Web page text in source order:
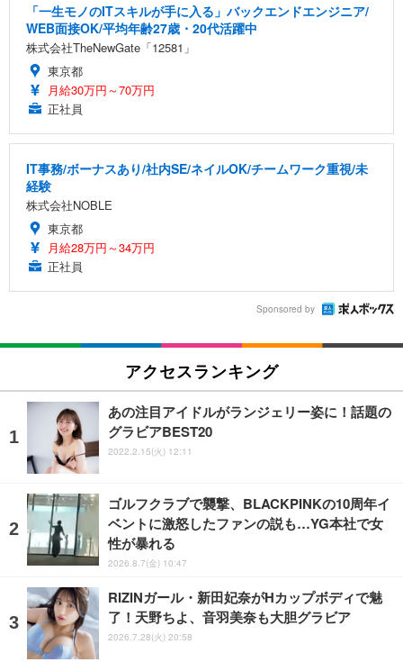
「一生モノのITスキルが手に入る」バックエンドエンジニア/
WEB面接OK/平均年齢27歳・20代活躍中
株式会社TheNewGate「12581」
東京都
月給30万円～70万円
正社員
IT事務/ボーナスあり/社内SE/ネイルOK/チームワーク重視/未
経験
株式会社NOBLE
東京都
月給28万円～34万円
正社員
Sponsored by
アクセスランキング
あの注目アイドルがランジェリー姿に！話題の
グラビアBEST20
2022.2.15(火) 12:11
ゴルフクラブで襲撃、BLACKPINKの10周年イ
ベントに激怒したファンの説も…YG本社で女
性が暴れる
2026.8.7(金) 10:47
RIZINガール・新田妃奈がHカップボディで魅
了！天野ちよ、音羽美奈も大胆グラビア
2026.7.28(火) 20:58